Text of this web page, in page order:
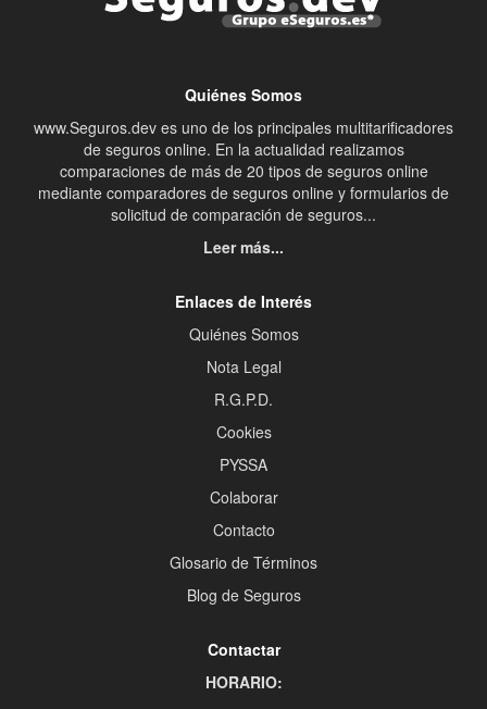
Quiénes Somos
www.Seguros.dev es uno de los principales multitarificadores
de seguros online. En la actualidad realizamos
comparaciones de más de 20 tipos de seguros online
mediante comparadores de seguros online y formularios de
solicitud de comparación de seguros...
Leer más...
Enlaces de Interés
Quiénes Somos
Nota Legal
R.G.P.D.
Cookies
PYSSA
Colaborar
Contacto
Glosario de Términos
Blog de Seguros
Contactar
HORARIO: